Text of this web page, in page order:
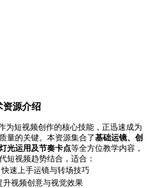
资源介绍
为短视频创作的核心技能，正迅速成为
量的关键。本资源集合了基础运镜、创
光运用及节奏卡点等全方位教学内容，
短视频趋势结合，适合：
速上手运镜与转场技巧
视频创意与视觉效果